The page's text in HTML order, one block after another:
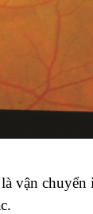
vận